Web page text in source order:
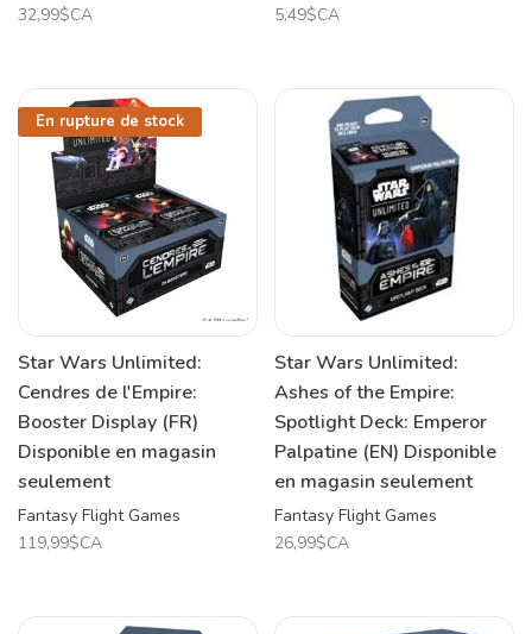
32,99$CA
5,49$CA
En rupture de stock
Star Wars Unlimited:
Cendres de l'Empire:
Booster Display (FR)
Disponible en magasin
seulement
Fantasy Flight Games
119,99$CA
Star Wars Unlimited:
Ashes of the Empire:
Spotlight Deck: Emperor
Palpatine (EN) Disponible
en magasin seulement
Fantasy Flight Games
26,99$CA